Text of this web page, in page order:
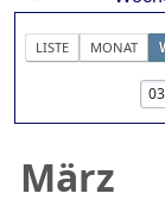
LISTE MONAT
März